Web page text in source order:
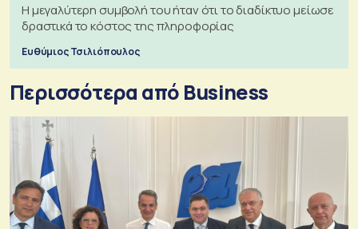
Η μεγαλύτερη συμβολή του ήταν ότι το διαδίκτυο μείωσε
δραστικά το κόστος της πληροφορίας
Ευθύμιος Τσιλιόπουλος
Περισσότερα από Business